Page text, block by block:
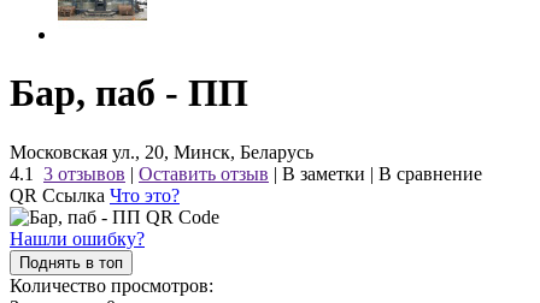
Бар, паб - ПП
Московская ул., 20, Минск, Беларусь
4.1
3 отзывов | Оставить отзыв | В заметки | В сравнение
QR Ссылка Что это?
Нашли ошибку?
Поднять в топ
Количество просмотров: